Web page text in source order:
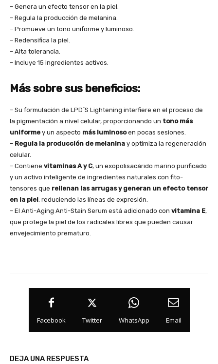
– Genera un efecto tensor en la piel.
– Regula la producción de melanina.
– Promueve un tono uniforme y luminoso.
– Redensifica la piel.
– Alta tolerancia.
– Incluye 15 ingredientes activos.
Más sobre sus beneficios:
– Su formulación de LPD´S Lightening interfiere en el proceso de
la pigmentación a nivel celular, proporcionando un tono más
uniforme y un aspecto más luminosoen pocas sesiones.
– Regula la producción de melanina y optimiza la regeneración
celular.
– Contiene vitaminas A y C, un exopolisacárido marino purificado
y un activo inteligente de ingredientes naturales con fito-
tensores que rellenan las arrugas y generan un efecto tensor
en la piel, reduciendo las líneas de expresión.
– El Anti-Aging Anti-Stain Serum está adicionado con vitamina E,
que protege la piel de los radicales libres que pueden causar
envejecimiento prematuro.
Facebook Twitter WhatsApp Email
DEJA UNA RESPUESTA